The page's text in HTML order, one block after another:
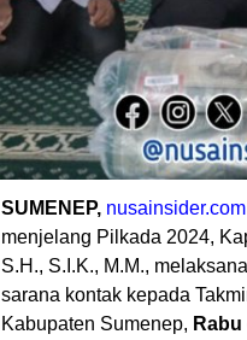
SUMENEP, nusainsider.com
menjelang Pilkada 2024,
S.H., S.I.K., M.M.,
sarana kontak kepada
Kabupaten Sumenep, Rabu